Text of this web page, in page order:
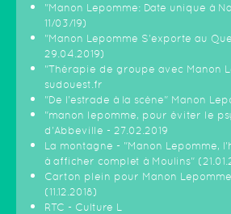
"Manon Lepomme: Date unique à
11/03/19)
"Manon Lepomme S'exporte au
29.04.2019)
"Thérapie de groupe avec Manon
sudouest.fr
"De l'estrade à la scène" Manon
"manon lepomme, pour éviter le
d'Abbeville - 27.02.2019
La montagne - "Manon Lepomme,
à afficher complet à Moulins"
Carton plein pour Manon
(11.12.2018)
RTC - Culture L